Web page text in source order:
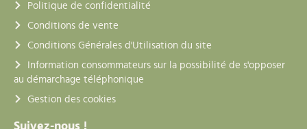
Politique de confidentialité
Conditions de vente
Conditions Générales d'Utilisation du site
Information consommateurs sur la possibilité de s'opposer
au démarchage téléphonique
Gestion des cookies
Suivez-nous !